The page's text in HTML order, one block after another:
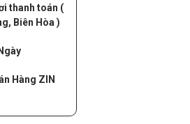
thanh toán (
Biên Hòa )
Hàng ZIN